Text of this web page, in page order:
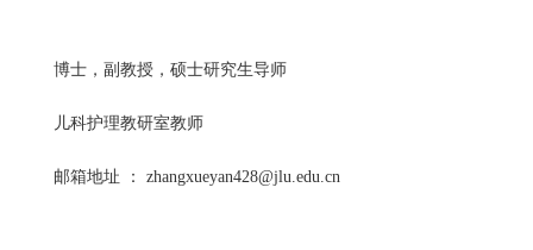
博士，副教授，硕士研究生导师
儿科护理教研室教师
邮箱地址 ： zhangxueyan428@jlu.edu.cn